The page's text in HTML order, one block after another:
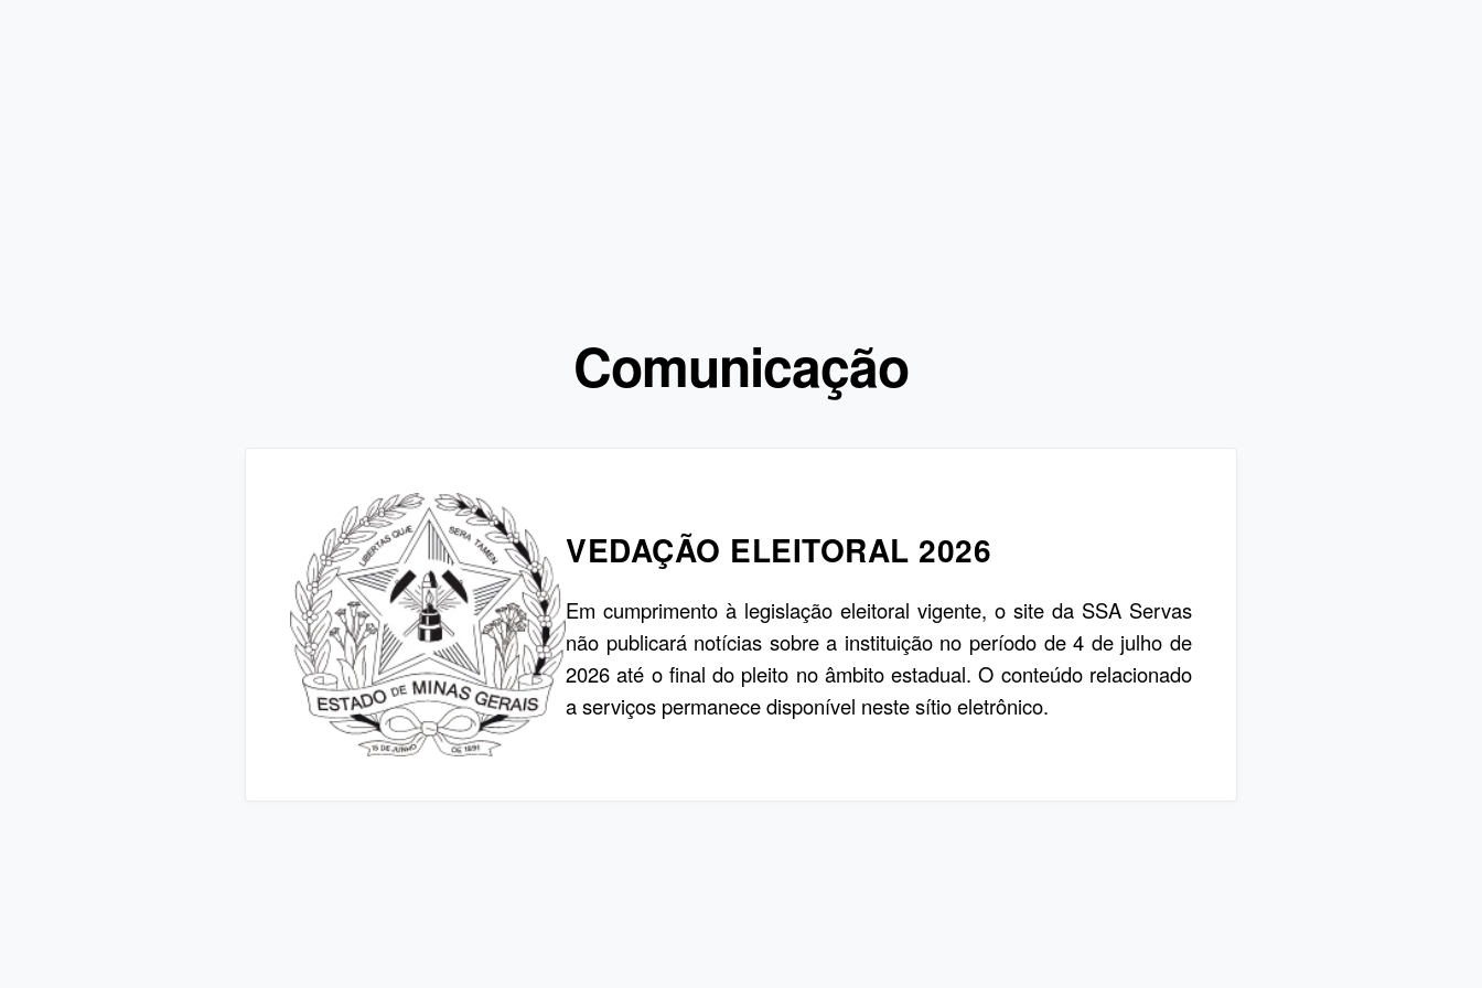
Comunicação
VEDAÇÃO ELEITORAL 2026
Em cumprimento à legislação eleitoral vigente, o site da SSA Servas
não publicará notícias sobre a instituição no período de 4 de julho de
2026 até o final do pleito no âmbito estadual. O conteúdo relacionado
a serviços permanece disponível neste sítio eletrônico.